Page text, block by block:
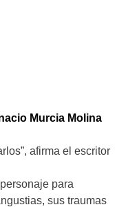
Murcia Molina
afirma el escritor
para
sus traumas